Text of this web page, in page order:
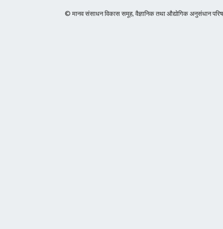
© मानव संसाधन विकास समूह, वैज्ञानिक तथा औद्योगिक अनुसंधान